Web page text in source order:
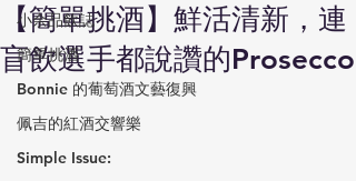
小余品飲誌
簡單挑酒
Bonnie 的葡萄酒文藝復興
佩吉的紅酒交響樂
Simple Issue:
【簡單挑酒】鮮活清新，連
盲飲選手都說讚的Prosecco